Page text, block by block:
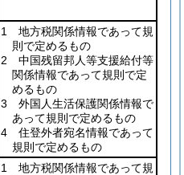
1 地方税関係情報であって規
則で定めるもの
2 中国残留邦人等支援給付等
関係情報であって規則で定
めるもの
3 外国人生活保護関係情報で
あって規則で定めるもの
4 住登外者宛名情報であって
規則で定めるもの
1 地方税関係情報であって規